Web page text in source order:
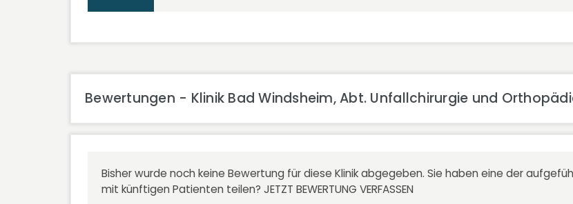
Bewertungen - Klinik Bad Windsheim, Abt. Unfallchirurgie und
Bisher wurde noch keine Bewertung für diese Klinik abgegeben. Sie haben eine der
mit künftigen Patienten teilen? JETZT BEWERTUNG VERFASSEN